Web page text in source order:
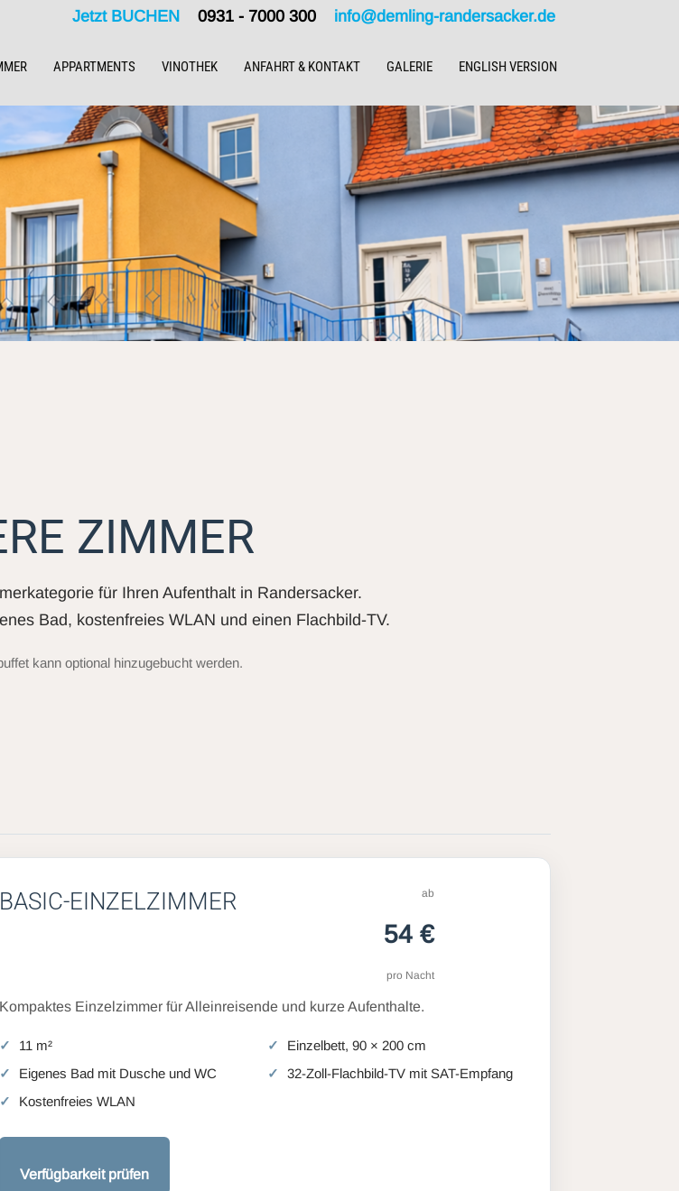
Jetzt BUCHEN0931 - 7000 300 info@demling-randersacker.de
APPARTMENTS VINOTHEK ANFAHRT & KONTAKT GALERIE ENGLISH VERSION
ZIMMER
für Ihren Aufenthalt in Randersacker.
Bad, kostenfreies WLAN und einen Flachbild-TV.
kann optional hinzugebucht werden.
BASIC-EINZELZIMMER ab
54 €
pro Nacht
Kompaktes Einzelzimmer für Alleinreisende und kurze Aufenthalte.
11 m²
Einzelbett, 90 × 200 cm
Eigenes Bad mit Dusche und WC
32-Zoll-Flachbild-TV mit SAT-Empfang
Kostenfreies WLAN
Verfügbarkeit prüfen